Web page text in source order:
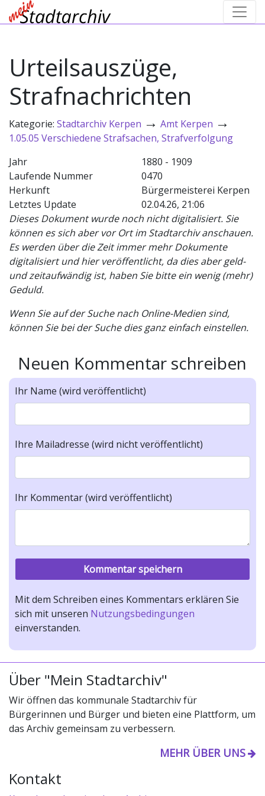
Urteilsauszüge,
Strafnachrichten
Kategorie: Stadtarchiv Kerpen → Amt Kerpen →
1.05.05 Verschiedene Strafsachen, Strafverfolgung
Jahr
1880 - 1909
Laufende Nummer
0470
Herkunft
Bürgermeisterei Kerpen
Letztes Update
02.04.26, 21:06
Dieses Dokument wurde noch nicht digitalisiert. Sie
können es sich aber vor Ort im Stadtarchiv anschauen.
Es werden über die Zeit immer mehr Dokumente
digitalisiert und hier veröffentlicht, da dies aber geld-
und zeitaufwändig ist, haben Sie bitte ein wenig (mehr)
Geduld.
Wenn Sie auf der Suche nach Online-Medien sind,
können Sie bei der Suche dies ganz einfach einstellen.
Neuen Kommentar schreiben
Ihr Name (wird veröffentlicht)
Ihre Mailadresse (wird nicht veröffentlicht)
Ihr Kommentar (wird veröffentlicht)
Mit dem Schreiben eines Kommentars erklären Sie
sich mit unseren Nutzungsbedingungen
einverstanden.
Über "Mein Stadtarchiv"
Wir öffnen das kommunale Stadtarchiv für
Bürgerinnen und Bürger und bieten eine Plattform, um
das Archiv gemeinsam zu verbessern.
MEHR ÜBER UNS
Kontakt